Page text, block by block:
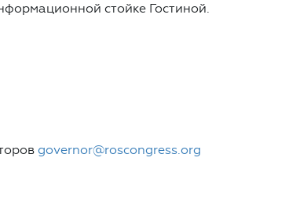
стойке Гостиной.
governor@roscongress.org